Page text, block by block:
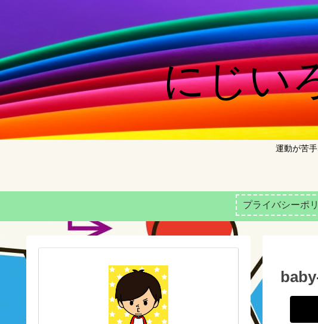
にじい
運動が苦
プライバシーポ